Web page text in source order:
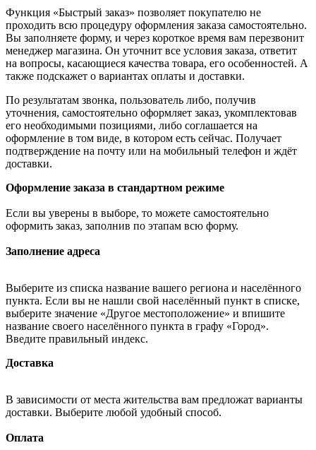
Функция «Быстрый заказ» позволяет покупателю не
проходить всю процедуру оформления заказа самостоятельно.
Вы заполняете форму, и через короткое время вам перезвонит
менеджер магазина. Он уточнит все условия заказа, ответит
на вопросы, касающиеся качества товара, его особенностей. А
также подскажет о вариантах оплаты и доставки.
По результатам звонка, пользователь либо, получив
уточнения, самостоятельно оформляет заказ, укомплектовав
его необходимыми позициями, либо соглашается на
оформление в том виде, в котором есть сейчас. Получает
подтверждение на почту или на мобильный телефон и ждёт
доставки.
Оформление заказа в стандартном режиме
Если вы уверены в выборе, то можете самостоятельно
оформить заказ, заполнив по этапам всю форму.
Заполнение адреса
Выберите из списка название вашего региона и населённого
пункта. Если вы не нашли свой населённый пункт в списке,
выберите значение «Другое местоположение» и впишите
название своего населённого пункта в графу «Город».
Введите правильный индекс.
Доставка
В зависимости от места жительства вам предложат варианты
доставки. Выберите любой удобный способ.
Оплата